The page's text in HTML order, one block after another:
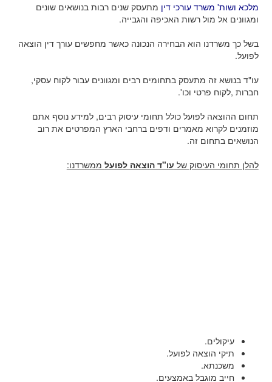
מלכא ושות' משרד עורכי דין מתעסק שנים רבות בנושאים שונים
ומגוונים אל מול רשות האכיפה והגבייה.
בשל כך משרדנו הוא הבחירה הנכונה כאשר מחפשים עורך דין הוצאה
לפועל.
עו"ד בנושא זה מתעסק בתחומים רבים ומגוונים עבור לקוח עסקי,
חברות ,לקוח פרטי וכו'.
תחום ההוצאה לפועל כולל תחומי עיסוק רבים, למידע נוסף אתם
מוזמנים לקרוא מאמרים ודפים ברחבי הארץ המפרטים את רוב
הנושאים בתחום זה.
להלן תחומי העיסוק של עו"ד הוצאה לפועל ממשרדנו:
עיקולים.
תיקי הוצאה לפועל.
משכנתא.
חייב מוגבל באמצעים.